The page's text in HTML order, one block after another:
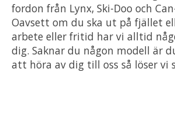
fordon från Lynx, Ski-Doo och
Oavsett om du ska ut på fjället
arbete eller fritid har vi alltid
dig. Saknar du någon modell är
att höra av dig till oss så löser vi